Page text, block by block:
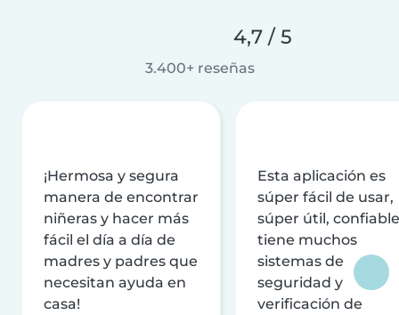
4,7 / 5
3.400+ reseñas
¡Hermosa y segura
manera de encontrar
niñeras y hacer más
fácil el día a día de
madres y padres que
necesitan ayuda en
casa!
Esta aplicación es
súper fácil de usar,
súper útil,
tiene muchos
sistemas de
seguridad y
verificación de